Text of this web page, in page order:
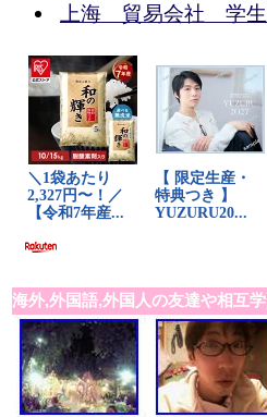
上海 貿易会社 学
海外,外国語,外国人の友達や相互